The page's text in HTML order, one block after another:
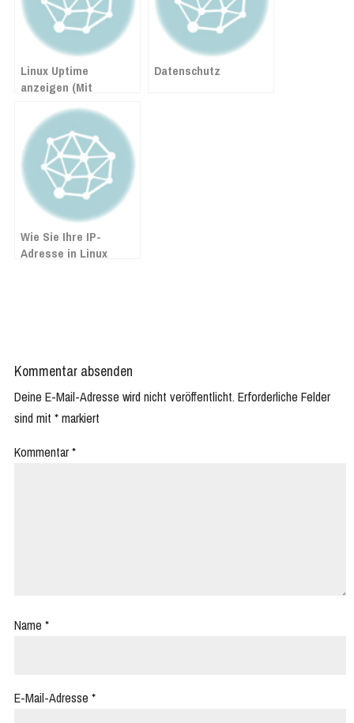
Linux Uptime
anzeigen (Mit
Beispielen)
Datenschutz
Wie Sie Ihre IP-
Adresse in Linux
Kommentar absenden
Deine E-Mail-Adresse wird nicht veröffentlicht. Erforderliche Felder
sind mit *markiert
Kommentar*
Name *
E-Mail-Adresse *